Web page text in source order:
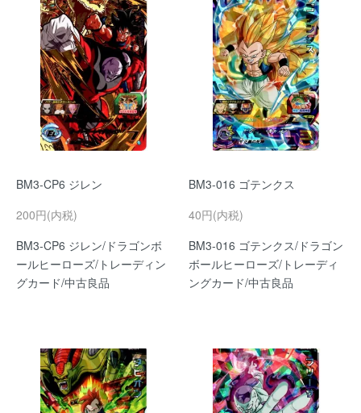
BM3-CP6 ジレン
200円(内税)
BM3-CP6 ジレン/ドラゴンボ
ールヒーローズ/トレーディン
グカード/中古良品
BM3-016 ゴテンクス
40円(内税)
BM3-016 ゴテンクス/ドラゴン
ボールヒーローズ/トレーディ
ングカード/中古良品